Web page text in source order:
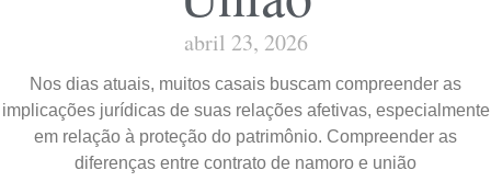
abril 23, 2026
Nos dias atuais, muitos casais buscam compreender as
implicações jurídicas de suas relações afetivas, especialmente
em relação à proteção do patrimônio. Compreender as
diferenças entre contrato de namoro e união